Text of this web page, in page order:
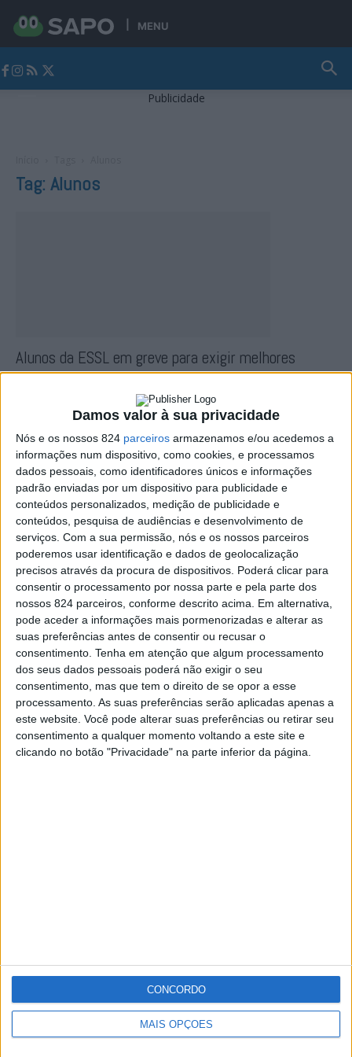
Damos valor à sua privacidade
Nós e os nossos 824 parceiros armazenamos e/ou acedemos a
informações num dispositivo, como cookies, e processamos
dados pessoais, como identificadores únicos e informações
padrão enviadas por um dispositivo para publicidade e
conteúdos personalizados, medição de publicidade e
conteúdos, pesquisa de audiências e desenvolvimento de
serviços. Com a sua permissão, nós e os nossos parceiros
poderemos usar identificação e dados de geolocalização
precisos através da procura de dispositivos. Poderá clicar para
consentir o processamento por nossa parte e pela parte dos
nossos 824 parceiros, conforme descrito acima. Em alternativa,
pode aceder a informações mais pormenorizadas e alterar as
suas preferências antes de consentir ou recusar o
consentimento. Tenha em atenção que algum processamento
dos seus dados pessoais poderá não exigir o seu
consentimento, mas que tem o direito de se opor a esse
processamento. As suas preferências serão aplicadas apenas a
este website. Você pode alterar suas preferências ou retirar seu
consentimento a qualquer momento voltando a este site e
clicando no botão "Privacidade" na parte inferior da página.
MAIS OPÇÕES
CONCORDO
MENU
Publicidade
Tag: Alunos
Alunos da ESSL em greve para exigir melhores
condições na escola
24 de Março, 2022
“Sem Água a Vida É uma Seca”: Livro escrito pelos
alunos...
Redacção - 10 de Fevereiro, 2022
Publicidade